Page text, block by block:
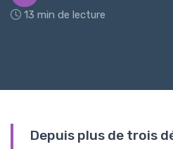
13 min de lecture
Depuis plus de trois